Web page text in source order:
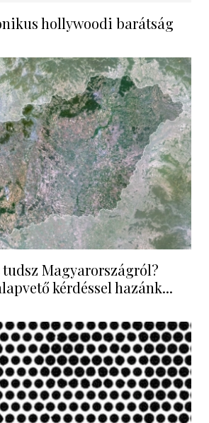
hollywoodi barátság
Magyarországról?
kérdéssel hazánk...